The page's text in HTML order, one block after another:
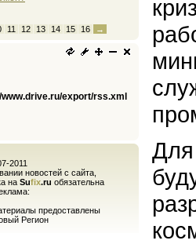
11 12 13 14 15 16 →
export/rss.xml
2011
новостей с сайта,
на Sufix.ru обязательна
предоставлены
Регион
Для